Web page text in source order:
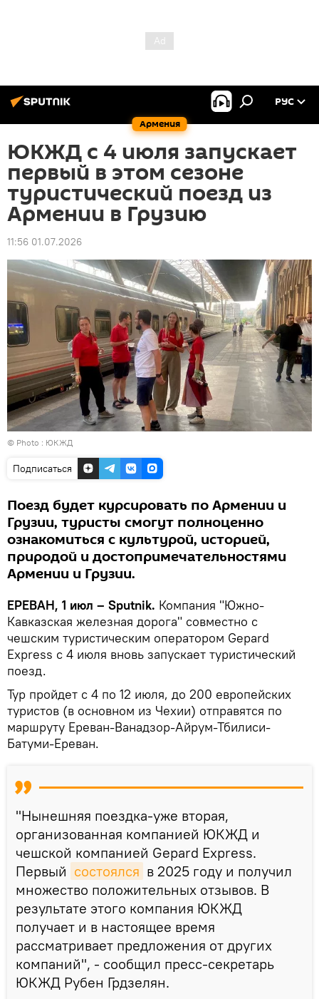
Армения
РУС
ЮКЖД с 4 июля запускает
первый в этом сезоне
туристический поезд из
Армении в Грузию
11:56 01.07.2026
© Photo : ЮКЖД
Подписаться
Поезд будет курсировать по Армении и
Грузии, туристы смогут полноценно
ознакомиться с культурой, историей,
природой и достопримечательностями
Армении и Грузии.
ЕРЕВАН, 1 июл – Sputnik. Компания "Южно-
Кавказская железная дорога" совместно с
чешским туристическим оператором Gepard
Express с 4 июля вновь запускает туристический
поезд.
Тур пройдет с 4 по 12 июля, до 200 европейских
туристов (в основном из Чехии) отправятся по
маршруту Ереван-Ванадзор-Айрум-Тбилиси-
Батуми-Ереван.
"Нынешняя поездка-уже вторая,
организованная компанией ЮКЖД и
чешской компанией Gepard Express.
Первый состоялся в 2025 году и получил
множество положительных отзывов. В
результате этого компания ЮКЖД
получает и в настоящее время
рассматривает предложения от других
компаний", - сообщил пресс-секретарь
ЮКЖД Рубен Грдзелян.